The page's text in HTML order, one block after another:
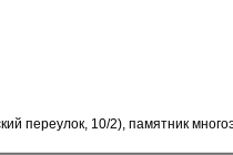
переулок, 10/2), памятник